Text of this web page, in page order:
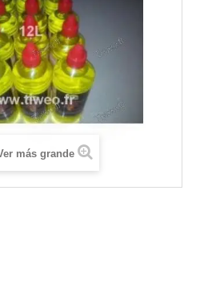
más grande